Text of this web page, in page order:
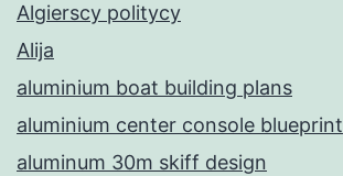
Algierscy politycy
Alija
aluminium boat building plans
aluminium center console blueprint
aluminum 30m skiff design